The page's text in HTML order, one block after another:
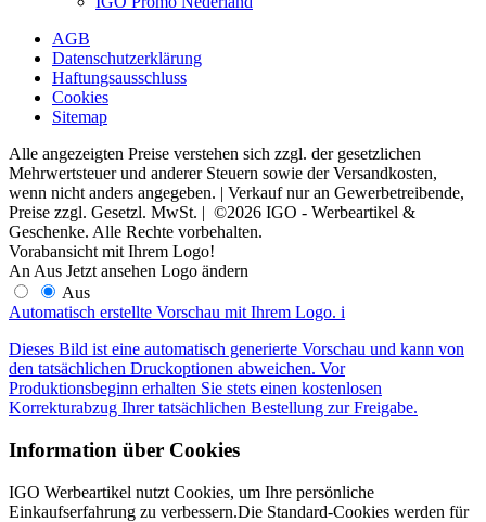
AGB
Datenschutzerklärung
Haftungsausschluss
Cookies
Sitemap
Alle angezeigten Preise verstehen sich zzgl. der gesetzlichen
Mehrwertsteuer und anderer Steuern sowie der Versandkosten,
wenn nicht anders angegeben. | Verkauf nur an Gewerbetreibende,
Preise zzgl. Gesetzl. MwSt. | ©2026 IGO - Werbeartikel &
Geschenke. Alle Rechte vorbehalten.
Vorabansicht mit Ihrem Logo!
An Aus Jetzt ansehen Logo ändern
Aus
Automatisch erstellte Vorschau mit Ihrem Logo. i
Dieses Bild ist eine automatisch generierte Vorschau und kann von
den tatsächlichen Druckoptionen abweichen. Vor
Produktionsbeginn erhalten Sie stets einen kostenlosen
Korrekturabzug Ihrer tatsächlichen Bestellung zur Freigabe.
Information über Cookies
IGO Werbeartikel nutzt Cookies, um Ihre persönliche
Einkaufserfahrung zu verbessern.Die Standard-Cookies werden für